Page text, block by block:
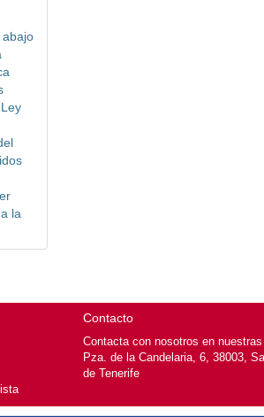
la
Contacto
Contacta con nosotros en
Pza. de la Candelaria, 6, 38003,
de Tenerife